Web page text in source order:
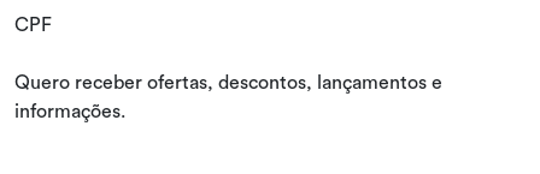
CPF
Quero receber ofertas, descontos, lançamentos e
informações.